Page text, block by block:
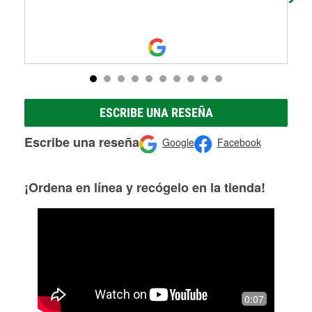
ESCRIBE UNA RESEÑA
Escribe una reseña Google Facebook
¡Ordena en línea y recógelo en la tienda!
0:07